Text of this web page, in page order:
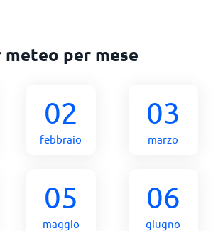
meteo per mese
02
febbraio
03
marzo
05
maggio
06
giugno